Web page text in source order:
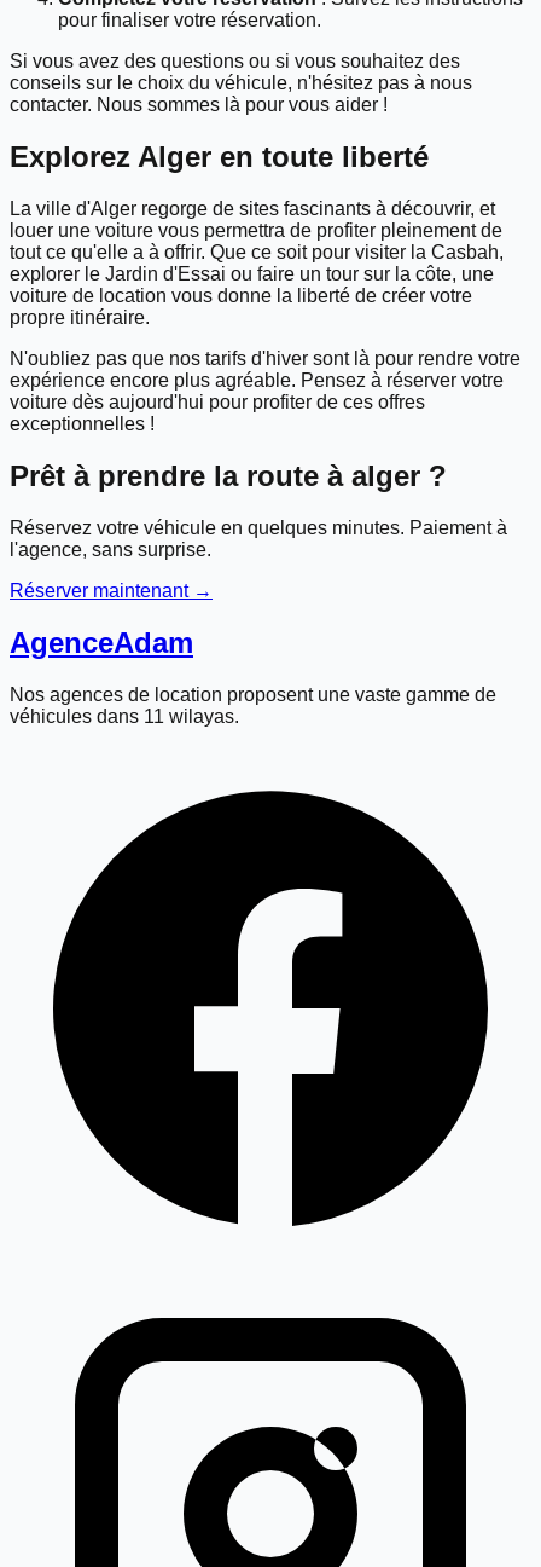
pour finaliser votre réservation.
Si vous avez des questions ou si vous souhaitez des
conseils sur le choix du véhicule, n'hésitez pas à nous
contacter. Nous sommes là pour vous aider !
Explorez Alger en toute liberté
La ville d'Alger regorge de sites fascinants à découvrir, et
louer une voiture vous permettra de profiter pleinement de
tout ce qu'elle a à offrir. Que ce soit pour visiter la Casbah,
explorer le Jardin d'Essai ou faire un tour sur la côte, une
voiture de location vous donne la liberté de créer votre
propre itinéraire.
N'oubliez pas que nos tarifs d'hiver sont là pour rendre votre
expérience encore plus agréable. Pensez à réserver votre
voiture dès aujourd'hui pour profiter de ces offres
exceptionnelles !
Prêt à prendre la route à alger ?
Réservez votre véhicule en quelques minutes. Paiement à
l'agence, sans surprise.
Réserver maintenant →
AgenceAdam
Nos agences de location proposent une vaste gamme de
véhicules dans 11 wilayas.